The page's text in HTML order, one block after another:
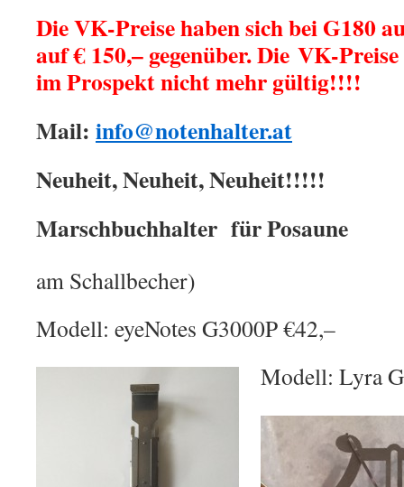
Die VK-Preise haben sich bei G180
auf € 150,– gegenüber. Die VK-
im Prospekt nicht mehr gültig!!!!
Mail: info@notenhalter.at
Neuheit, Neuheit, Neuheit!!!!!
Marschbuchhalter
am Schallbecher)
Modell: eyeNotes G3000P €42,–
Modell: Lyra